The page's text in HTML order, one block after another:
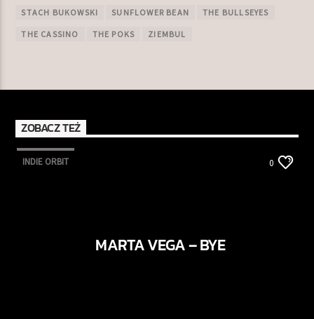
STACH BUKOWSKI SUNFLOWER BEAN THE BULLSEYES
THE CASSINO THE POKS ZIEMBUL
ZOBACZ TEŻ
INDIE ORBIT 0
MARTA VEGA – BYE